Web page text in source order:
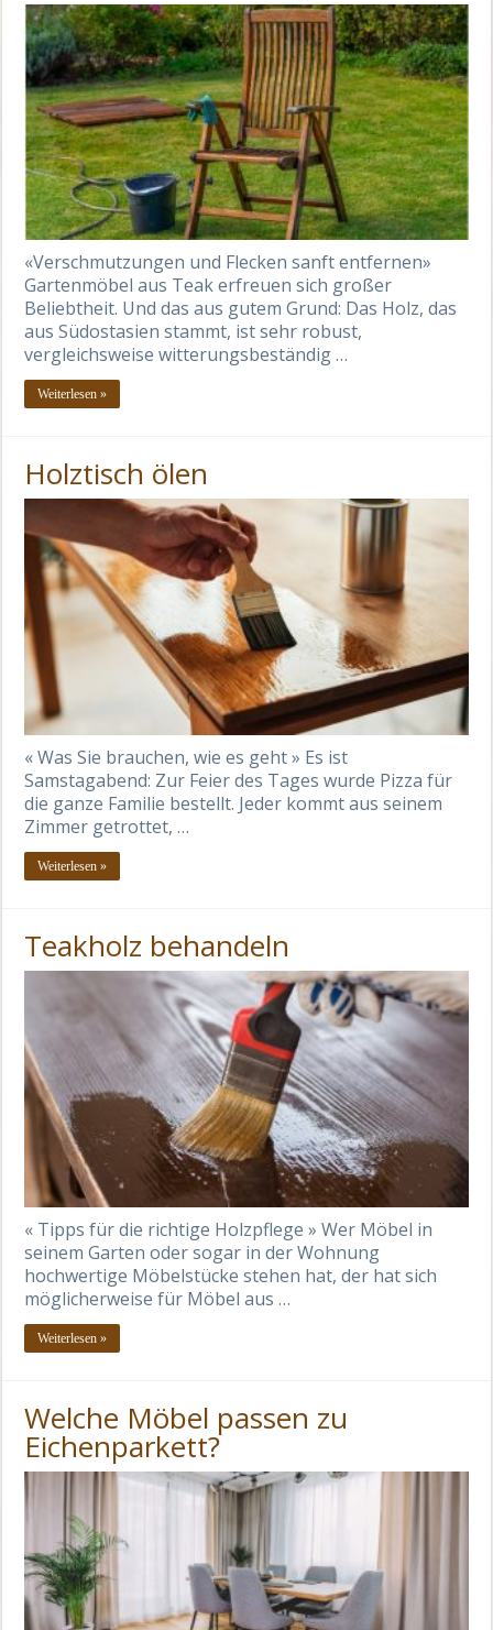
«Verschmutzungen und Flecken sanft entfernen»
Gartenmöbel aus Teak erfreuen sich großer
Beliebtheit. Und das aus gutem Grund: Das Holz, das
aus Südostasien stammt, ist sehr robust,
vergleichsweise witterungsbeständig …
Weiterlesen »
Holztisch ölen
« Was Sie brauchen, wie es geht » Es ist
Samstagabend: Zur Feier des Tages wurde Pizza für
die ganze Familie bestellt. Jeder kommt aus seinem
Zimmer getrottet, …
Weiterlesen »
Teakholz behandeln
« Tipps für die richtige Holzpflege » Wer Möbel in
seinem Garten oder sogar in der Wohnung
hochwertige Möbelstücke stehen hat, der hat sich
möglicherweise für Möbel aus …
Weiterlesen »
Welche Möbel passen zu
Eichenparkett?